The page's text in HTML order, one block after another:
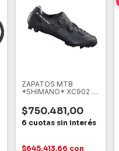
ZAPATOS MTB
*SHIMANO* XC902 S-
$750.481,00
$645.413,66 con